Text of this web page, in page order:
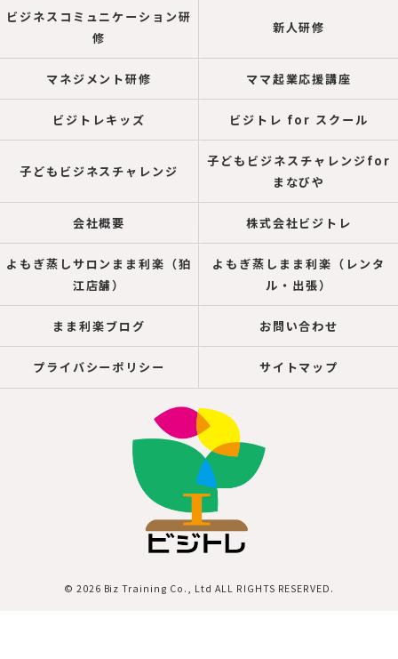
ビジネスコミュニケーション研
修
新人研修
マネジメント研修 ママ起業応援講座
ビジトレキッズ ビジトレ for スクール
子どもビジネスチャレンジ
子どもビジネスチャレンジfor
まなびや
会社概要 株式会社ビジトレ
よもぎ蒸しサロンまま利楽（狛
江店舗）
よもぎ蒸しまま利楽（レンタ
ル・出張）
まま利楽ブログ お問い合わせ
プライバシーポリシー サイトマップ
© 2026 Biz Training Co., Ltd ALL RIGHTS RESERVED.